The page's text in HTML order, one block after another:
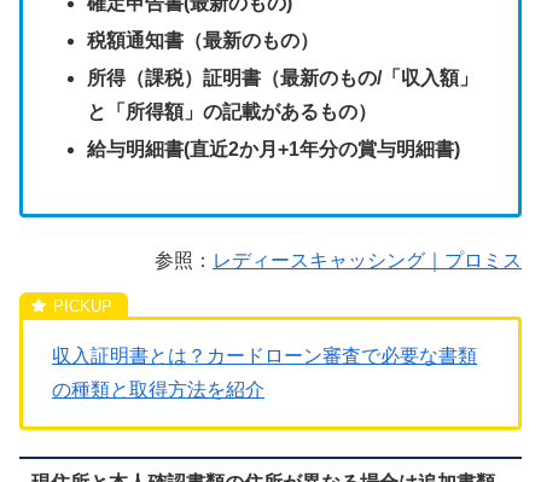
税額通知書（最新のもの）
所得（課税）証明書（最新のもの/「収入額」
と「所得額」の記載があるもの）
給与明細書(直近2か月+1年分の賞与明細書)
参照： レディースキャッシング｜プロミス
収入証明書とは？カードローン審査で必要な書類
の種類と取得方法を紹介